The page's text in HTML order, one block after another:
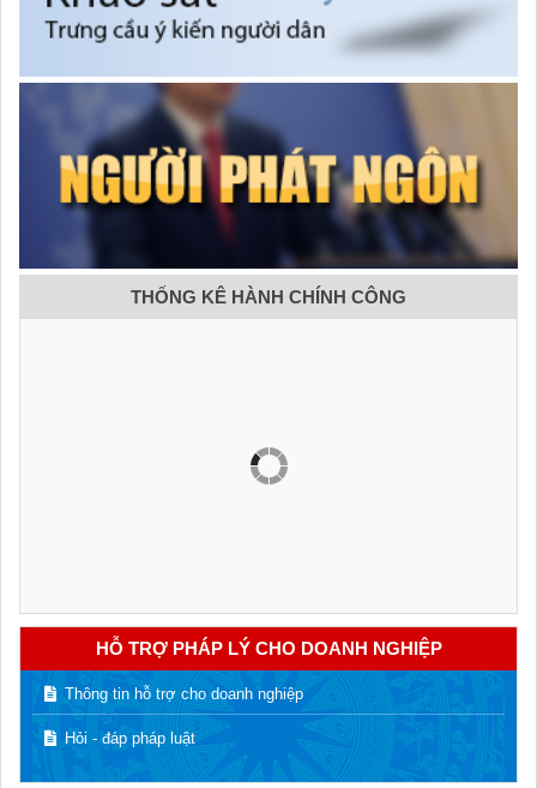
THỐNG KÊ HÀNH CHÍNH CÔNG
HỖ TRỢ PHÁP LÝ CHO DOANH NGHIỆP
Thông tin hỗ trợ cho doanh nghiệp
Hỏi - đáp pháp luật